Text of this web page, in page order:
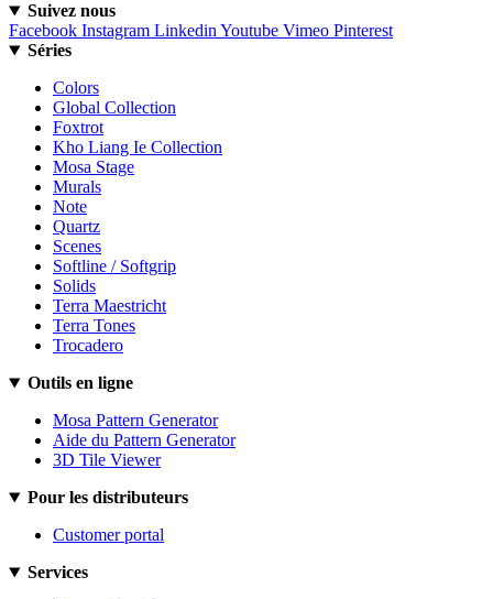
Suivez nous
Facebook Instagram Linkedin Youtube Vimeo Pinterest
Séries
Colors
Global Collection
Foxtrot
Kho Liang Ie Collection
Mosa Stage
Murals
Note
Quartz
Scenes
Softline / Softgrip
Solids
Terra Maestricht
Terra Tones
Trocadero
Outils en ligne
Mosa Pattern Generator
Aide du Pattern Generator
3D Tile Viewer
Pour les distributeurs
Customer portal
Services